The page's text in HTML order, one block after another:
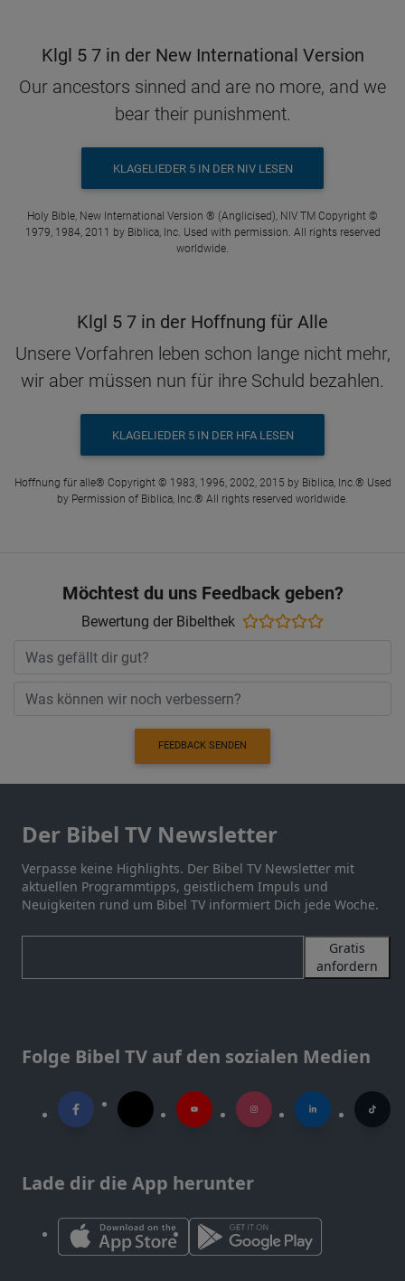
Klgl 5 7 in der New International Version
Our ancestors sinned and are no more, and we
bear their punishment.
KLAGELIEDER 5 IN DER NIV LESEN
Holy Bible, New International Version ® (Anglicised), NIV TM Copyright ©
1979, 1984, 2011 by Biblica, Inc. Used with permission. All rights reserved
worldwide.
Klgl 5 7 in der Hoffnung für Alle
Unsere Vorfahren leben schon lange nicht mehr,
wir aber müssen nun für ihre Schuld bezahlen.
KLAGELIEDER 5 IN DER HFA LESEN
Hoffnung für alle® Copyright © 1983, 1996, 2002, 2015 by Biblica, Inc.® Used
by Permission of Biblica, Inc.® All rights reserved worldwide.
Möchtest du uns Feedback geben?
Bewertung der Bibelthek
FEEDBACK SENDEN
Der Bibel TV Newsletter
Verpasse keine Highlights. Der Bibel TV Newsletter mit
aktuellen Programmtipps, geistlichem Impuls und
Neuigkeiten rund um Bibel TV informiert Dich jede Woche.
Gratis
anfordern
Folge Bibel TV auf den sozialen Medien
Lade dir die App herunter